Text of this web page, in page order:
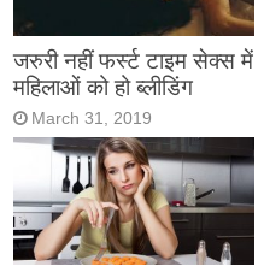
जरुरी नहीं फर्स्ट टाइम सेक्स में
महिलाओं को हो ब्लीडिंग
March 31, 2019